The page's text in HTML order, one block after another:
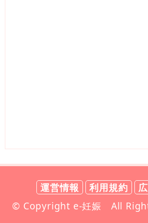
運営情報 利用規約
© Copyright e-妊娠 All